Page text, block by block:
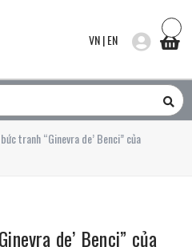
VN|EN
tranh “Ginevra de’ Benci” của
de’ Benci” của